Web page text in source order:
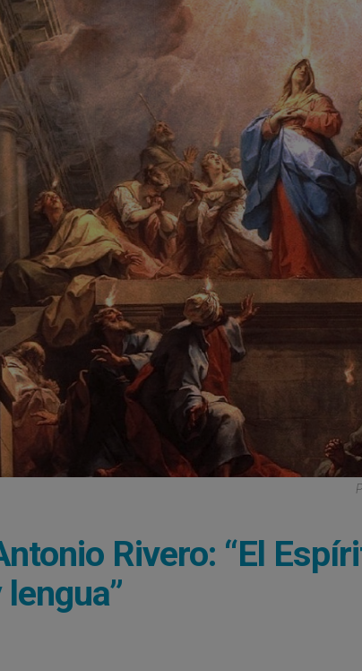
Rivero: “El